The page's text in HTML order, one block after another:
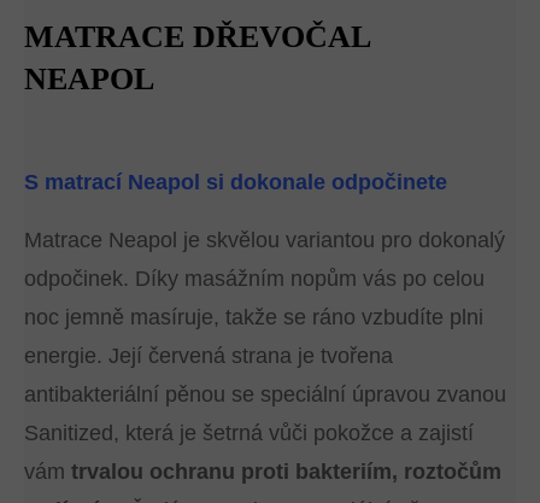
MATRACE DŘEVOČAL
NEAPOL
S matrací Neapol si dokonale odpočinete
Matrace Neapol je skvělou variantou pro dokonalý
odpočinek. Díky masážním nopům vás po celou
noc jemně masíruje, takže se ráno vzbudíte plni
energie. Její červená strana je tvořena
antibakteriální pěnou se speciální úpravou zvanou
Sanitized, která je šetrná vůči pokožce a zajistí
vám trvalou ochranu proti bakteriím, roztočům